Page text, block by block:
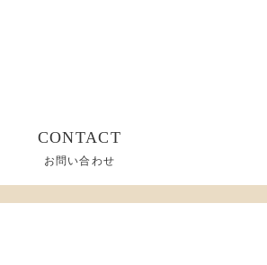
CONTACT
お問い合わせ